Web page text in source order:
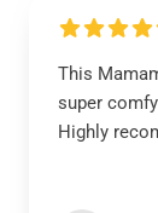
This
super
Highly